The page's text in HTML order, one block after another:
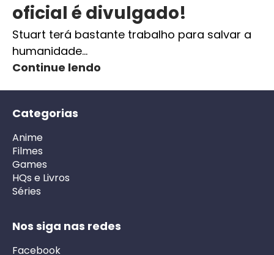
oficial é divulgado!
Stuart terá bastante trabalho para salvar a
humanidade…
Continue lendo
Categorias
Anime
Filmes
Games
HQs e Livros
Séries
Nos siga nas redes
Facebook